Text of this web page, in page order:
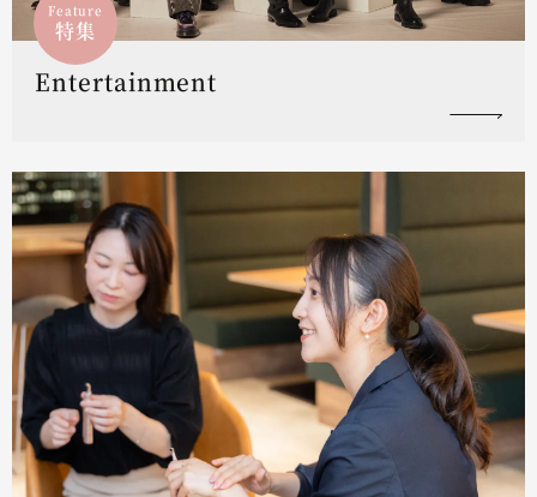
Feature
特集
Entertainment